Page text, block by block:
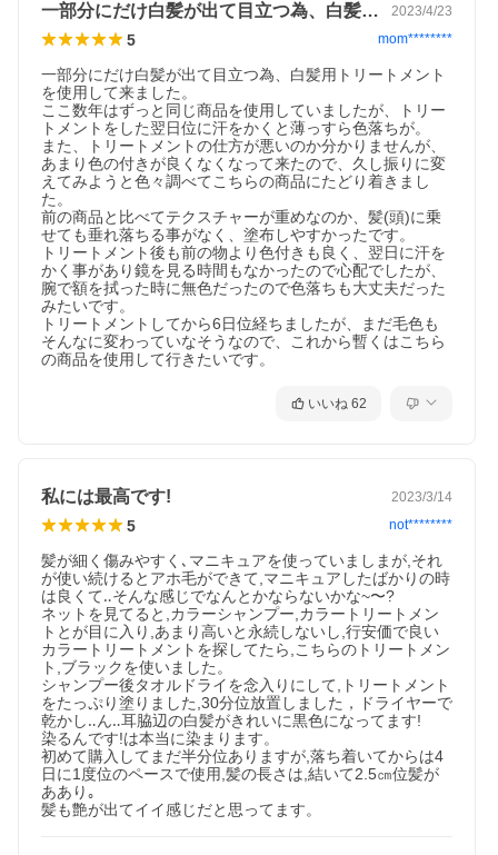
一部分にだけ白髪が出て目立つ為、白髪用… 2023/4/23
5 mom********
一部分にだけ白髪が出て目立つ為、白髪用トリートメント
を使用して来ました。
ここ数年はずっと同じ商品を使用していましたが、トリー
トメントをした翌日位に汗をかくと薄っすら色落ちが。
また、トリートメントの仕方が悪いのか分かりませんが、
あまり色の付きが良くなくなって来たので、久し振りに変
えてみようと色々調べてこちらの商品にたどり着きまし
た。
前の商品と比べてテクスチャーが重めなのか、髪(頭)に乗
せても垂れ落ちる事がなく、塗布しやすかったです。
トリートメント後も前の物より色付きも良く、翌日に汗を
かく事があり鏡を見る時間もなかったので心配でしたが、
腕で額を拭った時に無色だったので色落ちも大丈夫だった
みたいです。
トリートメントしてから6日位経ちましたが、まだ毛色も
そんなに変わっていなそうなので、これから暫くはこちら
の商品を使用して行きたいです。
いいね 62
私には最高です! 2023/3/14
5 not********
髪が細く傷みやすく､マニキュアを使っていましまが,それ
が使い続けるとアホ毛ができて,マニキュアしたばかりの時
は良くて‥そんな感じでなんとかならないかな~〜?
ネットを見てると,カラーシャンプー,カラートリートメン
トとが目に入り,あまり高いと永続しないし,行安価で良い
カラートリートメントを探してたら,こちらのトリートメン
ト,ブラックを使いました。
シャンプー後タオルドライを念入りにして,トリートメント
をたっぷり塗りました,30分位放置しました，ドライヤーで
乾かし‥ん‥耳脇辺の白髪がきれいに黒色になってます!
染るんです!は本当に染まります。
初めて購入してまだ半分位ありますが,落ち着いてからは4
日に1度位のペースで使用,髪の長さは,結いて2.5㎝位髪が
ああり｡
髪も艶が出てイイ感じだと思ってます。